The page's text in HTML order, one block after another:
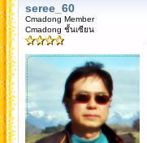
seree_60
Cmadong Member
Cmadong ชั้นเซียน